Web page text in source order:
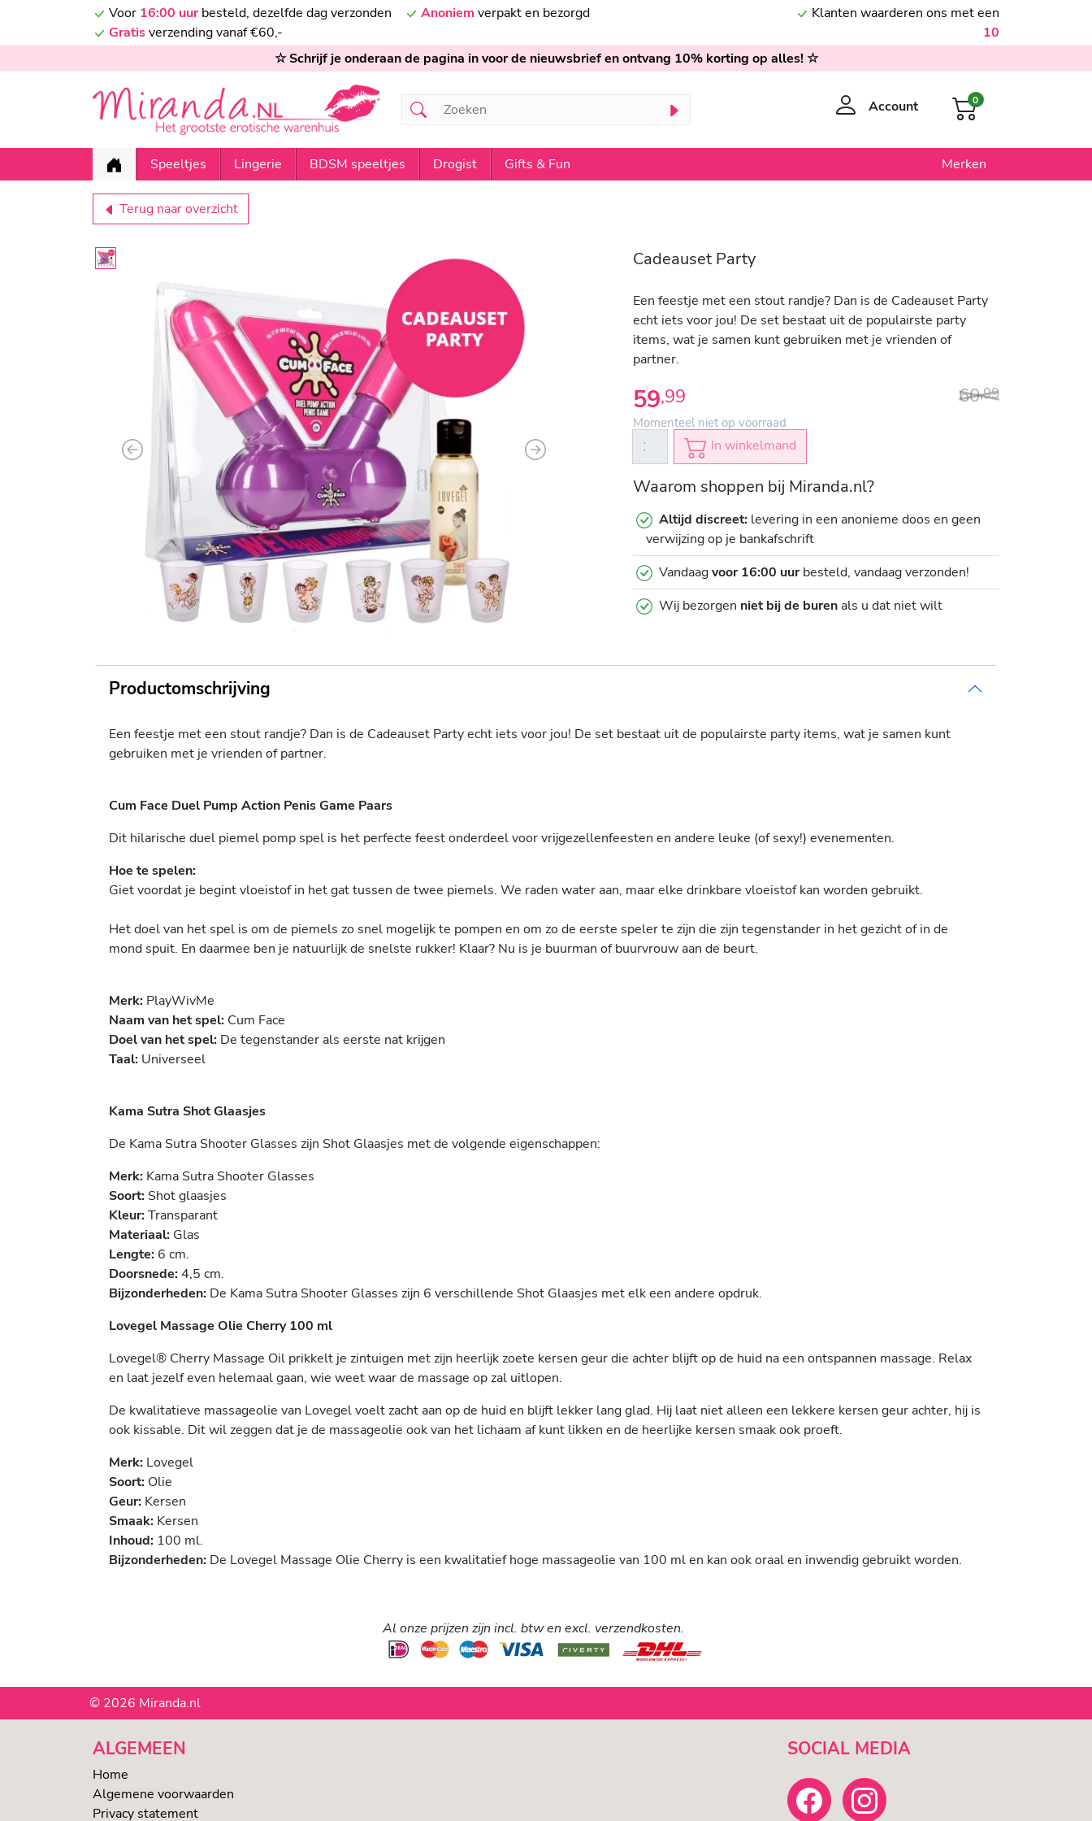
Voor 16:00 uurbesteld, dezelfde dag verzonden Anoniem verpakt en bezorgd
Gratisverzending vanaf €60,-
Klanten waarderen ons met een
10
☆ Schrijf je onderaan de pagina in voor de nieuwsbrief en ontvang 10% korting op alles! ☆
Account 0
Speeltjes Lingerie BDSM speeltjes Drogist Gifts & Fun Merken
Terug naar overzicht
Previous Next
Cadeauset Party
Een feestje met een stout randje? Dan is de Cadeauset Party
echt iets voor jou! De set bestaat uit de populairste party
items, wat je samen kunt gebruiken met je vrienden of
partner.
59,99 60,99
Momenteel niet op voorraad
In winkelmand
Waarom shoppen bij Miranda.nl?
Altijd discreet: levering in een anonieme doos en geen
verwijzing op je bankafschrift
Vandaagvoor 16:00 uurbesteld, vandaag verzonden!
Wij bezorgen niet bij de burenals u dat niet wilt
Productomschrijving
Een feestje met een stout randje? Dan is de Cadeauset Party echt iets voor jou! De set bestaat uit de populairste party items, wat je samen kunt
gebruiken met je vrienden of partner.
Cum Face Duel Pump Action Penis Game Paars
Dit hilarische duel piemel pomp spel is het perfecte feest onderdeel voor vrijgezellenfeesten en andere leuke (of sexy!) evenementen.
Hoe te spelen:
Giet voordat je begint vloeistof in het gat tussen de twee piemels. We raden water aan, maar elke drinkbare vloeistof kan worden gebruikt.
Het doel van het spel is om de piemels zo snel mogelijk te pompen en om zo de eerste speler te zijn die zijn tegenstander in het gezicht of in de
mond spuit. En daarmee ben je natuurlijk de snelste rukker! Klaar? Nu is je buurman of buurvrouw aan de beurt.
Merk: PlayWivMe
Naam van het spel: Cum Face
Doel van het spel: De tegenstander als eerste nat krijgen
Taal: Universeel
Kama Sutra Shot Glaasjes
De Kama Sutra Shooter Glasses zijn Shot Glaasjes met de volgende eigenschappen:
Merk: Kama Sutra Shooter Glasses
Soort: Shot glaasjes
Kleur:Transparant
Materiaal: Glas
Lengte: 6 cm.
Doorsnede:4,5 cm.
Bijzonderheden: De Kama Sutra Shooter Glasses zijn 6 verschillende Shot Glaasjes met elk een andere opdruk.
Lovegel Massage Olie Cherry 100 ml
Lovegel® Cherry Massage Oil prikkelt je zintuigen met zijn heerlijk zoete kersen geur die achter blijft op de huid na een ontspannen massage. Relax
en laat jezelf even helemaal gaan, wie weet waar de massage op zal uitlopen.
De kwalitatieve massageolie van Lovegel voelt zacht aan op de huid en blijft lekker lang glad. Hij laat niet alleen een lekkere kersen geur achter, hij is
ook kissable. Dit wil zeggen dat je de massageolie ook van het lichaam af kunt likken en de heerlijke kersen smaak ook proeft.
Merk: Lovegel
Soort: Olie
Geur: Kersen
Smaak: Kersen
Inhoud: 100 ml.
Bijzonderheden: De Lovegel Massage Olie Cherry is een kwalitatief hoge massageolie van 100 ml en kan ook oraal en inwendig gebruikt worden.
Al onze prijzen zijn incl. btw en excl. verzendkosten.
© 2026 Miranda.nl
ALGEMEEN
Home
Algemene voorwaarden
Privacy statement
SOCIAL MEDIA